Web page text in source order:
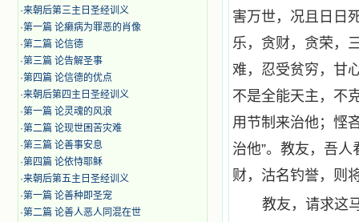
·来朝后第三主日圣经训义
·第一篇 论癞病为罪恶的肖像
·第二篇 论信德
·第三篇 论告解圣事
·第四篇 论信德的优点
·来朝后第四主日圣经训义
·第一篇 论灵魂的风浪
·第二篇 论现世困苦灾难
·第三篇 论善事安息
·第四篇 论依恃耶稣
·来朝后第五主日圣经训义
·第一篇 论善种即圣宠
·第二篇 论善人恶人同混在世
害万世，况且日日
乐，贪财，贪荣，
难，忍受贫穷，甘
不是全能天主，不
用节制来治他；悭
治他”。教友，吾
财，沽名钓誉，则
教友，请求这